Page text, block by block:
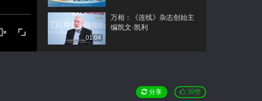
分享 39赞
01:04
万相：《连线》杂志创始主
编凯文·凯利
加华资本宋向前：中国要消